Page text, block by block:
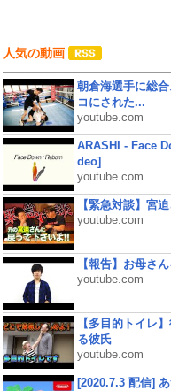
人気の動画
朝倉海選手に総
コにされた...
youtube.com
ARASHI - Face
deo]
youtube.com
【緊急対談】宮
youtube.com
【報告】お母さ
youtube.com
【多目的トイレ
る彼氏
youtube.com
[2020.7.3 配信]